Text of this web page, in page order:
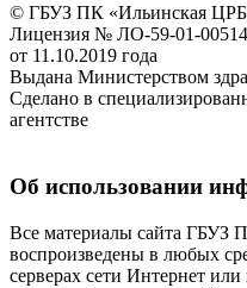
© ГБУЗ ПК «Ильинская
Лицензия № ЛО-59-01-
от 11.10.2019 года
Выдана Министерством
Сделано в
агентстве
Об использовании
Все материалы сайта ГБУЗ
воспроизведены в любых
серверах сети Интернет